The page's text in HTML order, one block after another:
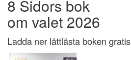
8 Sidors bok
om valet 2026
Ladda ner lättlästa boken gratis